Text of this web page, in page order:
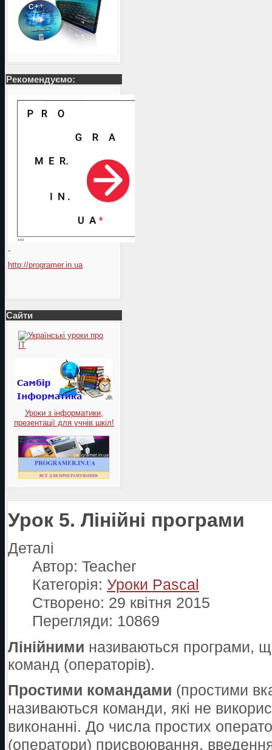
Рекомендуємо:
http://programer.in.ua
Сайти
Уроки з інформатики,
презентації для учнів шкіл!
Урок 5. Лінійні програми
Деталі
Автор: Teacher
Категорія: Уроки Pascal
Створено: 29 квітня 2015
Перегляди: 10869
Лінійними називаються програми,
команд (операторів).
Простими командами (простими
називаються команди, які не
виконанні. До числа простих
(оператори) присвоювання,